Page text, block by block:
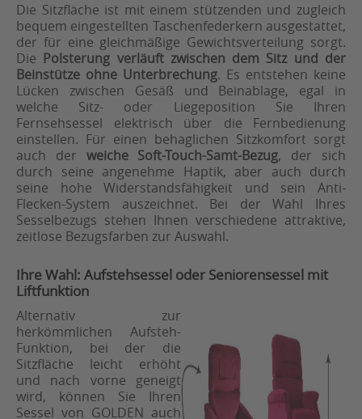
Die Sitzfläche ist mit einem stützenden und zugleich
bequem eingestellten Taschenfederkern ausgestattet,
der für eine gleichmäßige Gewichtsverteilung sorgt.
Die Polsterung verläuft zwischen dem Sitz und der
Beinstütze ohne Unterbrechung. Es entstehen keine
Lücken zwischen Gesäß und Beinablage, egal in
welche Sitz- oder Liegeposition Sie Ihren
Fernsehsessel elektrisch über die Fernbedienung
einstellen. Für einen behaglichen Sitzkomfort sorgt
auch der weiche Soft-Touch-Samt-Bezug, der sich
durch seine angenehme Haptik, aber auch durch
seine hohe Widerstandsfähigkeit und sein Anti-
Flecken-System auszeichnet. Bei der Wahl Ihres
Sesselbezugs stehen Ihnen verschiedene attraktive,
zeitlose Bezugsfarben zur Auswahl.
Ihre Wahl: Aufstehsessel oder Seniorensessel mit
Liftfunktion
Alternativ zur
herkömmlichen Aufsteh-
Funktion, bei der die
Sitzfläche leicht erhöht
und nach vorne geneigt
wird, können Sie Ihren
Sessel von GOLDEN auch